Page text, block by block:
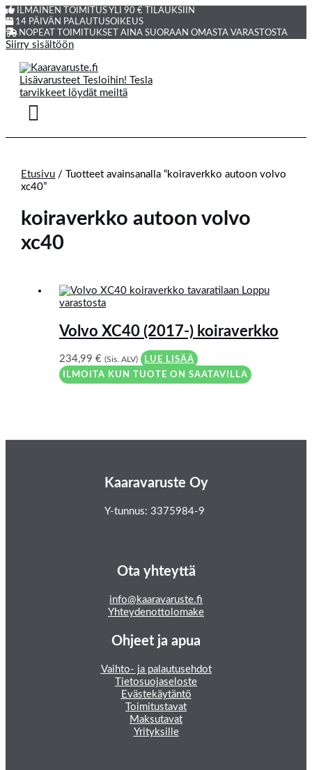
ILMAINEN TOIMITUS YLI 90 € TILAUKSIIN
14 PÄIVÄN PALAUTUSOIKEUS
NOPEAT TOIMITUKSET AINA SUORAAN OMASTA VARASTOSTA
Siirry sisältöön
Etusivu / Tuotteet avainsanalla “koiraverkko autoon volvo
xc40”
koiraverkko autoon volvo
xc40
Loppu
varastosta
Volvo XC40 (2017-) koiraverkko
234,99€ (Sis. ALV)
LUE LISÄÄ
ILMOITA KUN TUOTE ON SAATAVILLA
Kaaravaruste Oy
Y-tunnus: 3375984-9
Ota yhteyttä
info@kaaravaruste.fi
Yhteydenottolomake
Ohjeet ja apua
Vaihto- ja palautusehdot
Tietosuojaseloste
Evästekäytäntö
Toimitustavat
Maksutavat
Yrityksille